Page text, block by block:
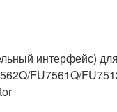
интерфейс)
FU7561Q/